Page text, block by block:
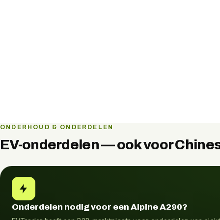
ONDERHOUD & ONDERDELEN
EV-onderdelen — ook voor
Onderdelen nodig voor een Alpine A290?